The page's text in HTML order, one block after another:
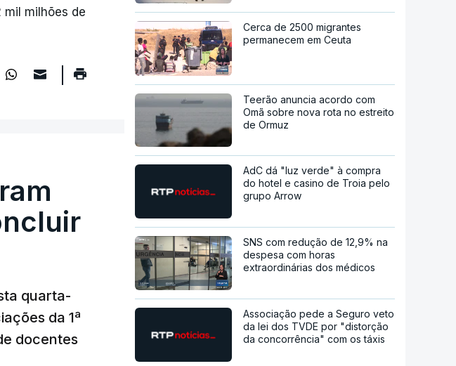
milhões de
quarta-
da 1ª
docentes
Cerca de 2500 migrantes
permanecem em Ceuta
Teerão anuncia acordo com
Omã sobre nova rota no estreito
de Ormuz
AdC dá "luz verde" à compra
do hotel e casino de Troia pelo
grupo Arrow
SNS com redução de 12,9% na
despesa com horas
extraordinárias dos médicos
Associação pede a Seguro veto
da lei dos TVDE por "distorção
da concorrência" com os táxis